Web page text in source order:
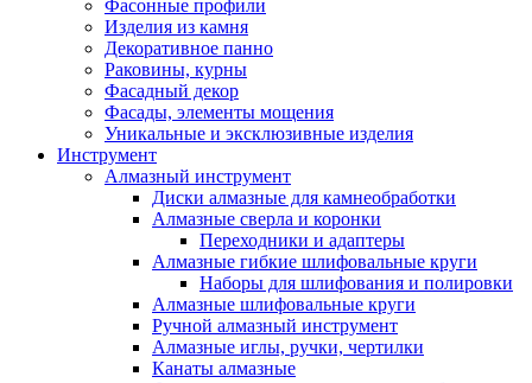
Фасонные профили
Изделия из камня
Декоративное панно
Раковины, курны
Фасадный декор
Фасады, элементы мощения
Уникальные и эксклюзивные изделия
Инструмент
Алмазный инструмент
Диски алмазные для камнеобработки
Алмазные сверла и коронки
Переходники и адаптеры
Алмазные гибкие шлифовальные круги
Наборы для шлифования и полировки
Алмазные шлифовальные круги
Ручной алмазный инструмент
Алмазные иглы, ручки, чертилки
Канаты алмазные